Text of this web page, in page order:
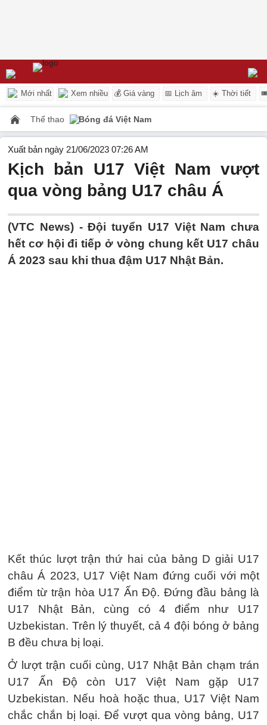
Mới nhất Xem nhiều 💰 Giá vàng 📅 Lịch âm ☀️ Thời tiết
Thể thao Bóng đá Việt Nam
Xuất bản ngày 21/06/2023 07:26 AM
Kịch bản U17 Việt Nam vượt
qua vòng bảng U17 châu Á
(VTC News) -Đội tuyển U17 Việt Nam chưa
hết cơ hội đi tiếp ở vòng chung kết U17 châu
Á 2023 sau khi thua đậm U17 Nhật Bản.
Kết thúc lượt trận thứ hai của bảng D giải U17
châu Á 2023, U17 Việt Nam đứng cuối với một
điểm từ trận hòa U17 Ấn Độ. Đứng đầu bảng là
U17 Nhật Bản, cùng có 4 điểm như U17
Uzbekistan. Trên lý thuyết, cả 4 đội bóng ở bảng
B đều chưa bị loại.
Ở lượt trận cuối cùng, U17 Nhật Bản chạm trán
U17 Ấn Độ còn U17 Việt Nam gặp U17
Uzbekistan. Nếu hoà hoặc thua, U17 Việt Nam
chắc chắn bị loại. Để vượt qua vòng bảng, U17